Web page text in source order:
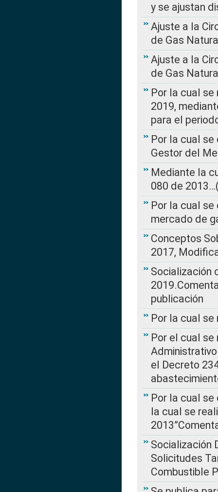
y se ajustan
Ajuste a la
de Gas
Ajuste a la
de Gas
Por la cual se
2019,
para el
Por la cual
Gestor del
Mediante la
080 de
Por la cual
mercado de
Conceptos
2017,
Socialización
publicación
Por la cual se
Por el cual
el Decreto
Por la cual se
la cual se
Socialización
Solicitudes
Combustible